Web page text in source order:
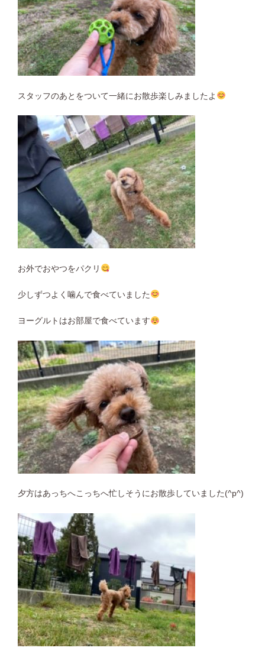
スタッフのあとをついて一緒にお散歩楽しみましたよ
お外でおやつをパクリ
少しずつよく噛んで食べていました
ヨーグルトはお部屋で食べています
夕方はあっちへこっちへ忙しそうにお散歩していました(^p^)